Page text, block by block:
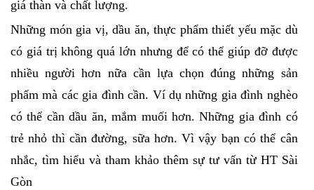
giá thàn và chất lượng.
Những món gia vị, dầu ăn, thực phẩm thiết yếu mặc dù
có giá trị không quá lớn nhưng để có thể giúp đỡ được
nhiều người hơn nữa cần lựa chọn đúng những sản
phẩm mà các gia đình cần. Ví dụ những gia đình nghèo
có thể cần dầu ăn, mắm muối hơn. Những gia đình có
trẻ nhỏ thì cần đường, sữa hơn. Vì vậy bạn có thể cân
nhắc, tìm hiểu và tham khảo thêm sự tư vấn từ HT Sài
Gòn